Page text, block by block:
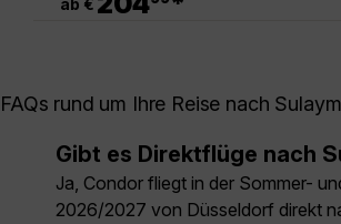
FAQs rund um Ihre Reise nach
Gibt es Direktflüge nach
Ja, Condor fliegt in der Sommer-
2026/2027 von Düsseldorf direkt